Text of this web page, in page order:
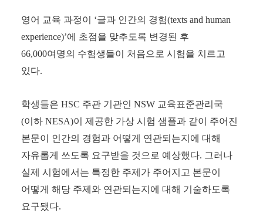
영어 교육 과정이 ‘글과 인간의 경험(texts and human
experience)’에 초점을 맞추도록 변경된 후
66,000여명의 수험생들이 처음으로 시험을 치르고
있다.
학생들은 HSC 주관 기관인 NSW 교육표준관리국
(이하 NESA)이 제공한 가상 시험 샘플과 같이 주어진
본문이 인간의 경험과 어떻게 연관되는지에 대해
자유롭게 쓰도록 요구받을 것으로 예상했다. 그러나
실제 시험에서는 특정한 주제가 주어지고 본문이
어떻게 해당 주제와 연관되는지에 대해 기술하도록
요구됐다.